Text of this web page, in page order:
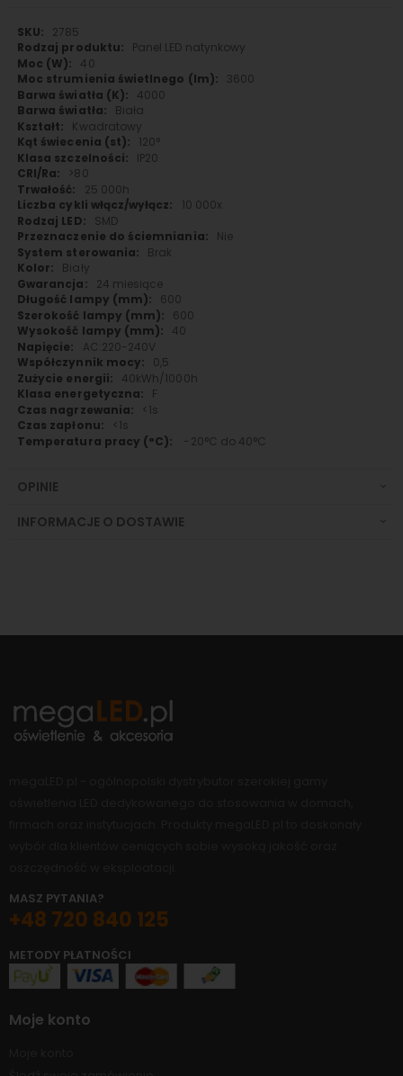
Więcej
informacji
2785
Panel LED natynkowy
40
3600
4000
Biała
Kwadratowy
120°
IP20
>80
25 000h
10 000x
SMD
Nie
Brak
Biały
24 miesiące
600
600
40
AC:220-240V
0,5
40kWh/1000h
F
<1s
<1s
-20°C do 40°C
OPINIE
INFORMACJE O DOSTAWIE
MASZ PYTANIA?
+48 720 840 125
METODY PŁATNOŚCI
Moje konto